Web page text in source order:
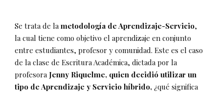
Se trata de lametodología de Aprendizaje-Servicio,
la cual tiene como objetivo el aprendizaje en conjunto
entre estudiantes, profesor y comunidad. Este es el caso
de la clase de Escritura Académica, dictada por la
profesora Jenny Riquelme, quien decidió utilizar un
tipo de Aprendizaje y Servicio híbrido, ¿qué significa